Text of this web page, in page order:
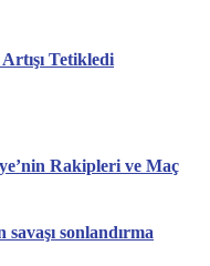
Tetikledi
Rakipleri ve Maç
sonlandırma